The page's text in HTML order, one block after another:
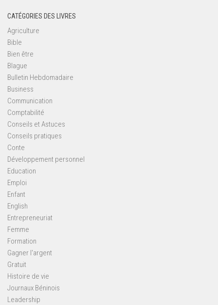
CATÉGORIES DES LIVRES
Agriculture
Bible
Bien être
Blague
Bulletin Hebdomadaire
Business
Communication
Comptabilité
Conseils et Astuces
Conseils pratiques
Conte
Développement personnel
Education
Emploi
Enfant
English
Entrepreneuriat
Femme
Formation
Gagner l'argent
Gratuit
Histoire de vie
Journaux Béninois
Leadership